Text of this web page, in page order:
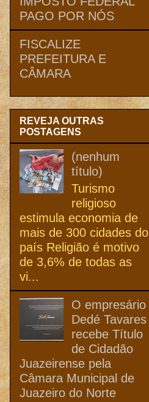
PAGO POR NÓS
FISCALIZE
PREFEITURA E
CÂMARA
REVEJA OUTRAS
POSTAGENS
(nenhum
título)
Turismo
religioso
estimula economia de
mais de 300 cidades do
país Religião é motivo
de 3,6% de todas as
vi...
O empresário
Dedé Tavares
recebe Título
de Cidadão
Juazeirense pela
Câmara Municipal de
Juazeiro do Norte